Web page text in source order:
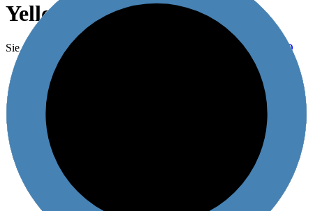
Yellow Delta Speed
Sie sind hier: »
Skala DELTA SPEED
0%
Stapelhöhe